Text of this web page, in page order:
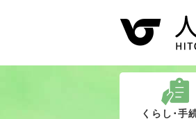
くらし･手